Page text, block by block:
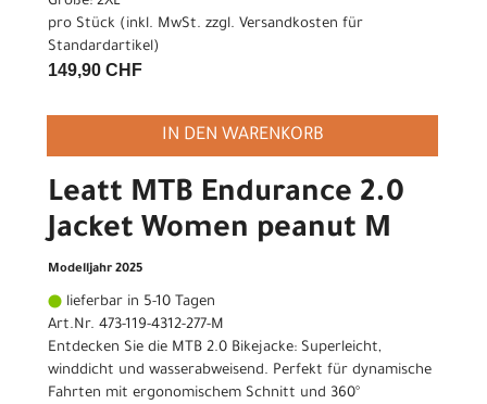
pro Stück (inkl. MwSt. zzgl. Versandkosten für
Standardartikel)
149,90 CHF
IN DEN WARENKORB
Leatt MTB Endurance 2.0
Jacket Women peanut M
Modelljahr 2025
lieferbar in 5-10 Tagen
Art.Nr. 473-119-4312-277-M
Entdecken Sie die MTB 2.0 Bikejacke: Superleicht,
winddicht und wasserabweisend. Perfekt für dynamische
Fahrten mit ergonomischem Schnitt und 360°